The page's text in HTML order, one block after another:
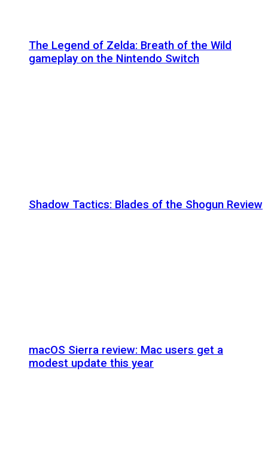
The Legend of Zelda: Breath of the Wild
gameplay on the Nintendo Switch
Shadow Tactics: Blades of the Shogun Review
macOS Sierra review: Mac users get a
modest update this year